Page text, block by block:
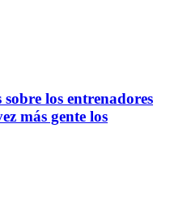
los entrenadores
más gente los